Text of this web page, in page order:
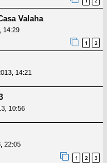
Valaha
14:29
1 2
14:21
10:56
22:05
1 2 3